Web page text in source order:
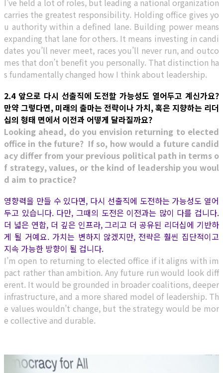
I’ve held a lot of roles, but leading a national organization
carries the greatest responsibility. Holding office gives yo
u authority within a defined lane. Building power means
expanding that lane for others. It means investing in candi
dates you’ll never meet, races you’ll never run, and outco
mes that don’t benefit you personally. That distinction ha
s fundamentally changed how I think about leadership.
2.4 앞으로 다시 선출직에 도전할 가능성도 열어두고 계신가요?
만약 그렇다면, 미래의 출마는 전략이나 가치, 혹은 지향하는 리더
십의 형태 면에서 이전과 어떻게 달라질까요?
Looking ahead, do you envision returning to elected
office in the future? If so, how would a future candid
acy differ from your previous political path in terms o
f strategy, values, or the kind of leadership you woul
d aim to practice?
영향력을 만들 수 있다면, 다시 선출직에 도전하는 가능성도 열어
두고 있습니다. 다만, 그때의 도전은 이전과는 많이 다를 겁니다.
더 넓은 연합, 더 깊은 인프라, 그리고 더 공유된 리더십에 기반하
게 될 거예요. 가치는 변하지 않겠지만, 전략은 훨씬 집단적이고
지속 가능한 방향이 될 겁니다.
I’m open to returning to elected office if it aligns with im
pact rather than ambition. Any future run would look diff
erent. It would be grounded in broader coalitions, deeper
infrastructure, and a more shared model of leadership. Th
e values wouldn’t change, but the strategy would be mor
e collective and durable.